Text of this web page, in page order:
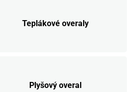
Teplákové overaly
Plyšový overal